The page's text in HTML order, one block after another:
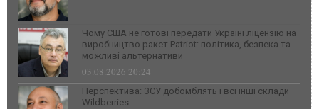
Чому США не готові передати Україні ліцензію на
виробництво ракет Patriot: політика, безпека та
можливі альтернативи
03.08.2026 20:24
Перспектива: ЗСУ добомблять і всі інші склади
Wildberries